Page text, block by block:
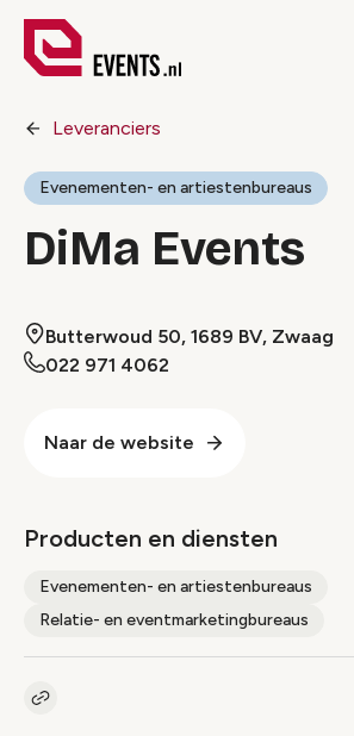
Leveranciers
Evenementen- en artiestenbureaus
DiMa Events
Butterwoud 50, 1689 BV, Zwaag
022 971 4062
Naar de website
Producten en diensten
Evenementen- en artiestenbureaus
Relatie- en eventmarketingbureaus
Kopieer link naar pagina